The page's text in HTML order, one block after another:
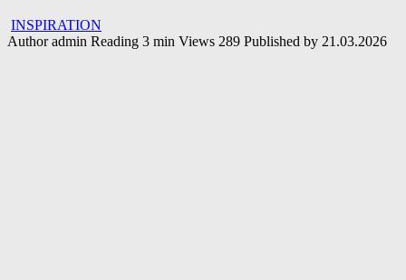
INSPIRATION
Author admin Reading 3 min Views 289 Published by 21.03.2026